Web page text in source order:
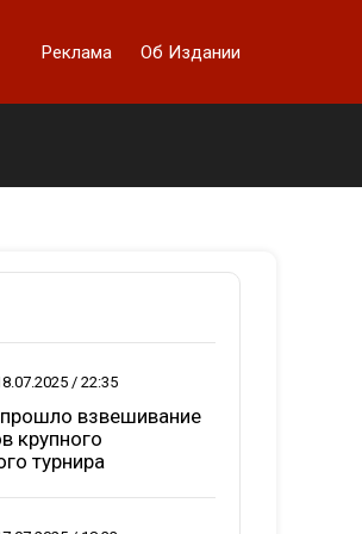
Реклама Об Издании
/ 22:35
взвешивание
крупного
турнира